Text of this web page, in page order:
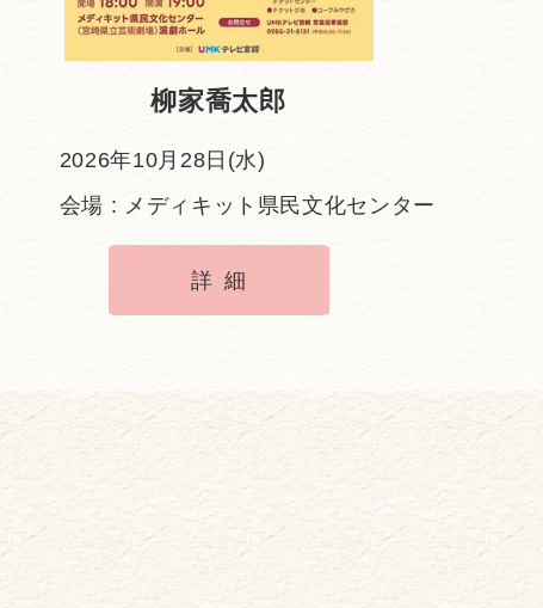
柳家喬太郎
2026年10月28日(水)
会場 : メディキット県民文化センター
詳細